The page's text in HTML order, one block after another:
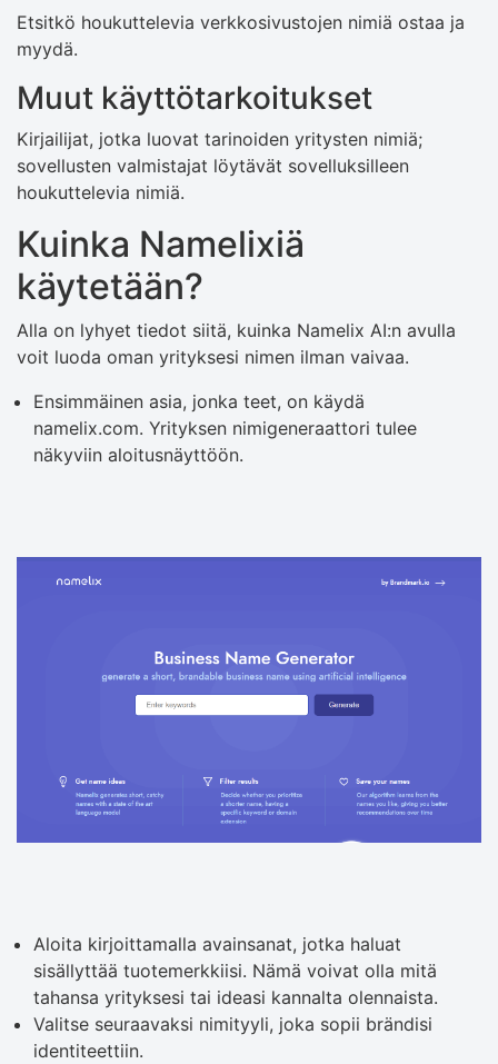
Etsitkö houkuttelevia verkkosivustojen nimiä ostaa ja
myydä.
Muut käyttötarkoitukset
Kirjailijat, jotka luovat tarinoiden yritysten nimiä;
sovellusten valmistajat löytävät sovelluksilleen
houkuttelevia nimiä.
Kuinka Namelixiä
käytetään?
Alla on lyhyet tiedot siitä, kuinka Namelix AI:n avulla
voit luoda oman yrityksesi nimen ilman vaivaa.
Ensimmäinen asia, jonka teet, on käydä
namelix.com. Yrityksen nimigeneraattori tulee
näkyviin aloitusnäyttöön.
Aloita kirjoittamalla avainsanat, jotka haluat
sisällyttää tuotemerkkiisi. Nämä voivat olla mitä
tahansa yrityksesi tai ideasi kannalta olennaista.
Valitse seuraavaksi nimityyli, joka sopii brändisi
identiteettiin.